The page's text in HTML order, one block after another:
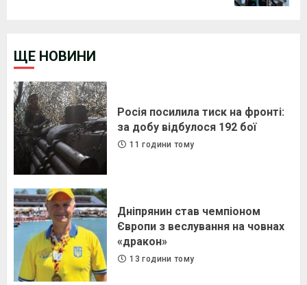
ЩЕ НОВИНИ
Росія посилила тиск на фронті:
за добу відбулося 192 бої
11 години тому
Дніпрянин став чемпіоном
Європи з веслування на човнах
«дракон»
13 години тому